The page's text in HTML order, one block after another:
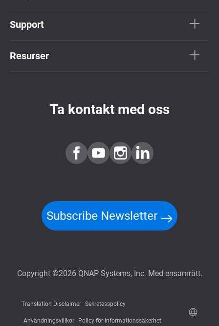
Support
Resurser
Ta kontakt med oss
Subscribe Newsletter
Copyright ©2026 QNAP Systems, Inc. Med ensamrätt.
Translation Disclaimer Sekretesspolicy
Användningsvillkor Policy för informationssäkerhet